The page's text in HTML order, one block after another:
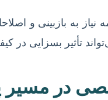
نیاز به بازبینی
تأثیر بسزایی در
در مسیر